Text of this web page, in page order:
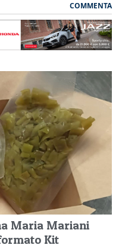
COMMENTA
Maria Mariani
Kit